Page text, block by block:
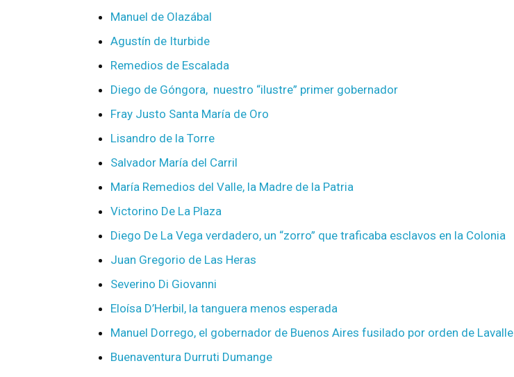
Manuel de Olazábal
Agustín de Iturbide
Remedios de Escalada
Diego de Góngora, nuestro “ilustre” primer gobernador
Fray Justo Santa María de Oro
Lisandro de la Torre
Salvador María del Carril
María Remedios del Valle, la Madre de la Patria
Victorino De La Plaza
Diego De La Vega verdadero, un “zorro” que traficaba esclavos en la Colonia
Juan Gregorio de Las Heras
Severino Di Giovanni
Eloísa D’Herbil, la tanguera menos esperada
Manuel Dorrego, el gobernador de Buenos Aires fusilado por orden de Lavalle
Buenaventura Durruti Dumange